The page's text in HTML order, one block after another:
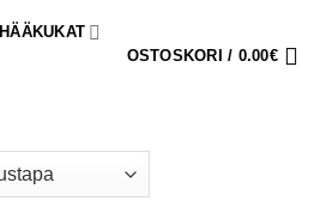
HÄÄKUKAT
OSTOSKORI / 0.00€